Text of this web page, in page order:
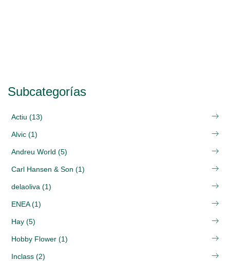
Subcategorías
Actiu (13)
Alvic (1)
Andreu World (5)
Carl Hansen & Son (1)
delaoliva (1)
ENEA (1)
Hay (5)
Hobby Flower (1)
Inclass (2)